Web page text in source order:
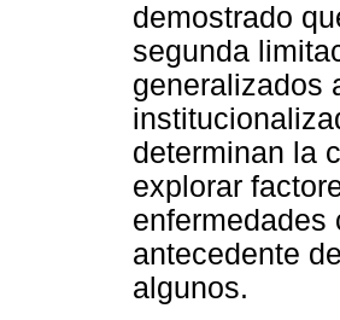
demostrado
segunda
generalizados
determinan la
explorar
enfermedades
antecedente
algunos.